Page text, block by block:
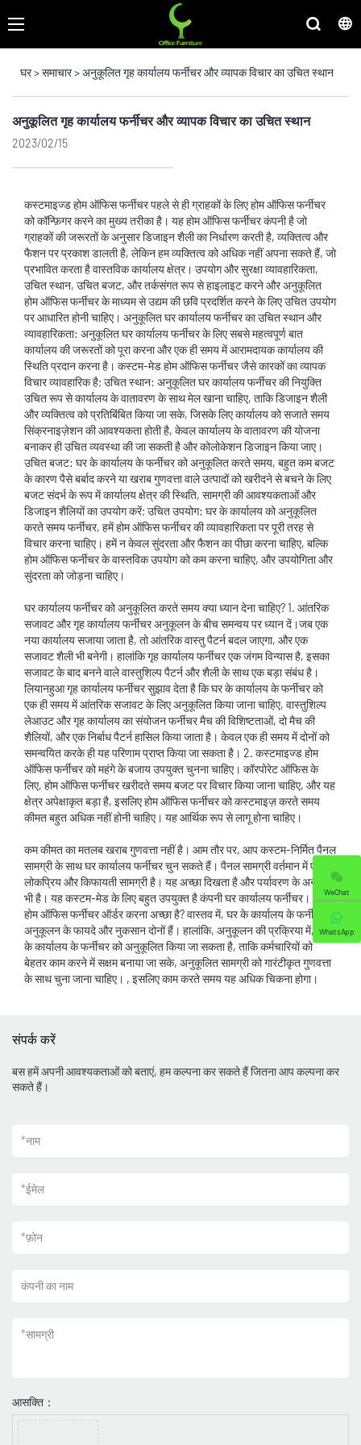
घर>समाचार>अनुकूलित गृह कार्यालय फर्नीचर और व्यापक विचार का उचित स्थान
अनुकूलित गृह कार्यालय फर्नीचर और व्यापक विचार का उचित स्थान
2023/02/15
कस्टमाइज्ड होम ऑफिस फर्नीचर पहले से ही ग्राहकों के लिए होम ऑफिस फर्नीचर
को कॉन्फ़िगर करने का मुख्य तरीका है। यह होम ऑफिस फर्नीचर कंपनी है जो
ग्राहकों की जरूरतों के अनुसार डिजाइन शैली का निर्धारण करती है, व्यक्तित्व और
फैशन पर प्रकाश डालती है, लेकिन हम व्यक्तित्व को अधिक नहीं अपना सकते हैं, जो
प्रभावित करता है वास्तविक कार्यालय क्षेत्र। उपयोग और सुरक्षा व्यावहारिकता,
उचित स्थान, उचित बजट, और तर्कसंगत रूप से हाइलाइट करने और अनुकूलित
होम ऑफिस फर्नीचर के माध्यम से उद्यम की छवि प्रदर्शित करने के लिए उचित उपयोग
पर आधारित होनी चाहिए। अनुकूलित घर कार्यालय फर्नीचर का उचित स्थान और
व्यावहारिकता: अनुकूलित घर कार्यालय फर्नीचर के लिए सबसे महत्वपूर्ण बात
कार्यालय की जरूरतों को पूरा करना और एक ही समय में आरामदायक कार्यालय की
स्थिति प्रदान करना है। कस्टम-मेड होम ऑफिस फर्नीचर जैसे कारकों का व्यापक
विचार व्यावहारिक है; उचित स्थान: अनुकूलित घर कार्यालय फर्नीचर की नियुक्ति
उचित रूप से कार्यालय के वातावरण के साथ मेल खाना चाहिए, ताकि डिजाइन शैली
और व्यक्तित्व को प्रतिबिंबित किया जा सके, जिसके लिए कार्यालय को सजाते समय
सिंक्रनाइज़ेशन की आवश्यकता होती है, केवल कार्यालय के वातावरण की योजना
बनाकर ही उचित व्यवस्था की जा सकती है और कोलोकेशन डिजाइन किया जाए।
उचित बजट: घर के कार्यालय के फर्नीचर को अनुकूलित करते समय, बहुत कम बजट
के कारण पैसे बर्बाद करने या खराब गुणवत्ता वाले उत्पादों को खरीदने से बचने के लिए
बजट संदर्भ के रूप में कार्यालय क्षेत्र की स्थिति, सामग्री की आवश्यकताओं और
डिजाइन शैलियों का उपयोग करें; उचित उपयोग: घर के कार्यालय को अनुकूलित
करते समय फर्नीचर, हमें होम ऑफिस फर्नीचर की व्यावहारिकता पर पूरी तरह से
विचार करना चाहिए। हमें न केवल सुंदरता और फैशन का पीछा करना चाहिए, बल्कि
होम ऑफिस फर्नीचर के वास्तविक उपयोग को कम करना चाहिए, और उपयोगिता और
सुंदरता को जोड़ना चाहिए।
घर कार्यालय फर्नीचर को अनुकूलित करते समय क्या ध्यान देना चाहिए? 1. आंतरिक
सजावट और गृह कार्यालय फर्नीचर अनुकूलन के बीच समन्वय पर ध्यान दें।जब एक
नया कार्यालय सजाया जाता है, तो आंतरिक वास्तु पैटर्न बदल जाएगा, और एक
सजावट शैली भी बनेगी। हालांकि गृह कार्यालय फर्नीचर एक जंगम विन्यास है, इसका
सजावट के बाद बनने वाले वास्तुशिल्प पैटर्न और शैली के साथ एक बड़ा संबंध है।
लियानहुआ गृह कार्यालय फर्नीचर सुझाव देता है कि घर के कार्यालय के फर्नीचर को
एक ही समय में आंतरिक सजावट के लिए अनुकूलित किया जाना चाहिए, वास्तुशिल्प
लेआउट और गृह कार्यालय का संयोजन फर्नीचर मैच की विशिष्टताओं, दो मैच की
शैलियों, और एक निर्बाध पैटर्न हासिल किया जाता है। केवल एक ही समय में दोनों को
समन्वयित करके ही यह परिणाम प्राप्त किया जा सकता है। 2. कस्टमाइज्ड होम
ऑफिस फर्नीचर को महंगे के बजाय उपयुक्त चुनना चाहिए। कॉरपोरेट ऑफिस के
लिए, होम ऑफिस फर्नीचर खरीदते समय बजट पर विचार किया जाना चाहिए, और यह
क्षेत्र अपेक्षाकृत बड़ा है, इसलिए होम ऑफिस फर्नीचर को कस्टमाइज़ करते समय
कीमत बहुत अधिक नहीं होनी चाहिए। यह आर्थिक रूप से लागू होना चाहिए।
कम कीमत का मतलब खराब गुणवत्ता नहीं है। आम तौर पर, आप कस्टम-निर्मित पैनल
सामग्री के साथ घर कार्यालय फर्नीचर चुन सकते हैं। पैनल सामग्री वर्तमान में एक
लोकप्रिय और किफायती सामग्री है। यह अच्छा दिखता है और पर्यावरण के अनुकूल
भी है। यह कस्टम-मेड के लिए बहुत उपयुक्त है कंपनी घर कार्यालय फर्नीचर। क्या
होम ऑफिस फर्नीचर ऑर्डर करना अच्छा है? वास्तव में, घर के कार्यालय के फर्नीचर के
अनुकूलन के फायदे और नुकसान दोनों हैं। हालांकि, अनुकूलन की प्रक्रिया में, घर
के कार्यालय के फर्नीचर को अनुकूलित किया जा सकता है, ताकि कर्मचारियों को
बेहतर काम करने में सक्षम बनाया जा सके, अनुकूलित सामग्री को गारंटीकृत गुणवत्ता
के साथ चुना जाना चाहिए। , इसलिए काम करते समय यह अधिक चिकना होगा।
संपर्क करें
बस हमें अपनी आवश्यकताओं को बताएं, हम कल्पना कर सकते हैं जितना आप कल्पना कर
सकते हैं।
*नाम
*ईमेल
*फ़ोन
कंपनी का नाम
*सामग्री
आसक्ति：
WeChat
WhatsApp